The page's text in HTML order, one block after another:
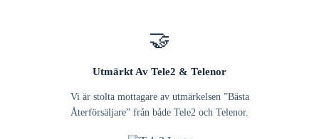
🤝
Utmärkt Av Tele2 & Telenor
Vi är stolta mottagare av utmärkelsen ”Bästa
Återförsäljare” från både Tele2 och Telenor.